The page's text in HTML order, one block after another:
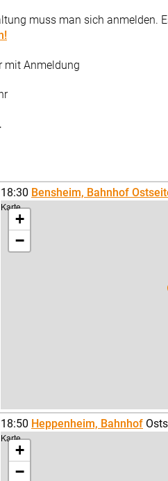
muss man sich anmelden.
mit Anmeldung
18:30 Bensheim, Bahnhof
Karte
+
−
18:50 Heppenheim, Bahnhof
Karte
+
−